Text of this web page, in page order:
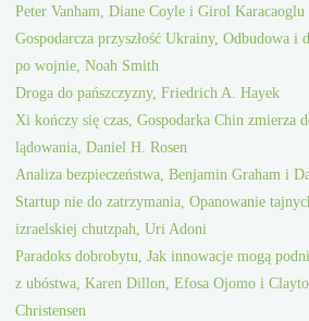
Peter Vanham, Diane Coyle i Girol Karacaoglu
Gospodarcza przyszłość Ukrainy, Odbudowa i
po wojnie, Noah Smith
Droga do pańszczyzny, Friedrich A. Hayek
Xi kończy się czas, Gospodarka Chin zmierza
lądowania, Daniel H. Rosen
Analiza bezpieczeństwa, Benjamin Graham i
Startup nie do zatrzymania, Opanowanie
izraelskiej chutzpah, Uri Adoni
Paradoks dobrobytu, Jak innowacje mogą
z ubóstwa, Karen Dillon, Efosa Ojomo i
Christensen